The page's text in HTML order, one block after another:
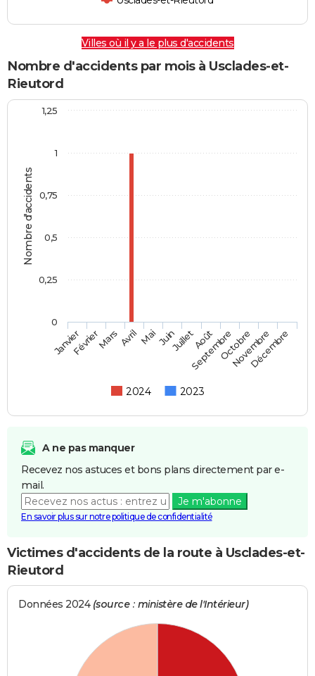
Villes où il y a le plus d'accidents
Nombre d'accidents par mois à Usclades-et-
Rieutord
Nombre d'accidents
2024 2023
JanvierFévrierMars AvrilMaiJuinJuilletAoût
SeptembreOctobre
Novembre
Décembre
0
1
0,25
0,5
0,75
1,25
A ne pas manquer
Recevez nos astuces et bons plans directement par e-
mail.
Je m'abonne
En savoir plus sur notre politique de confidentialité
Victimes d'accidents de la route à Usclades-et-
Rieutord
Données 2024 (source : ministère de l'Intérieur)